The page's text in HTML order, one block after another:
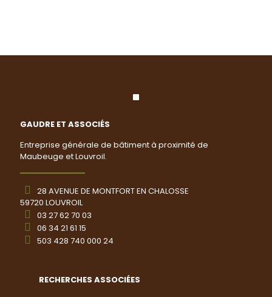
GAUDRE ET ASSOCIÉS
Entreprise générale de bâtiment à proximité de
Maubeuge et Louvroil.
28 AVENUE DE MONTFORT EN CHALOSSE
59720 LOUVROIL
03 27 62 70 03
06 34 21 61 15
503 428 740 000 24
RECHERCHES ASSOCIÉES